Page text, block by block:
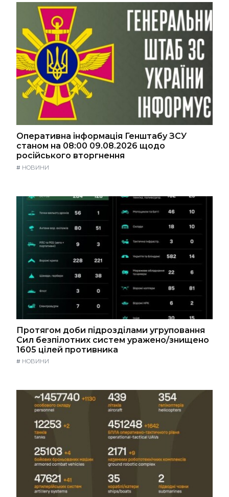
Оперативна інформація Генштабу ЗСУ
станом на 08:00 09.08.2026 щодо
російського вторгнення
# НОВИНИ
Протягом доби підрозділами угруповання
Сил безпілотних систем уражено/знищено
1605 цілей противника
# НОВИНИ